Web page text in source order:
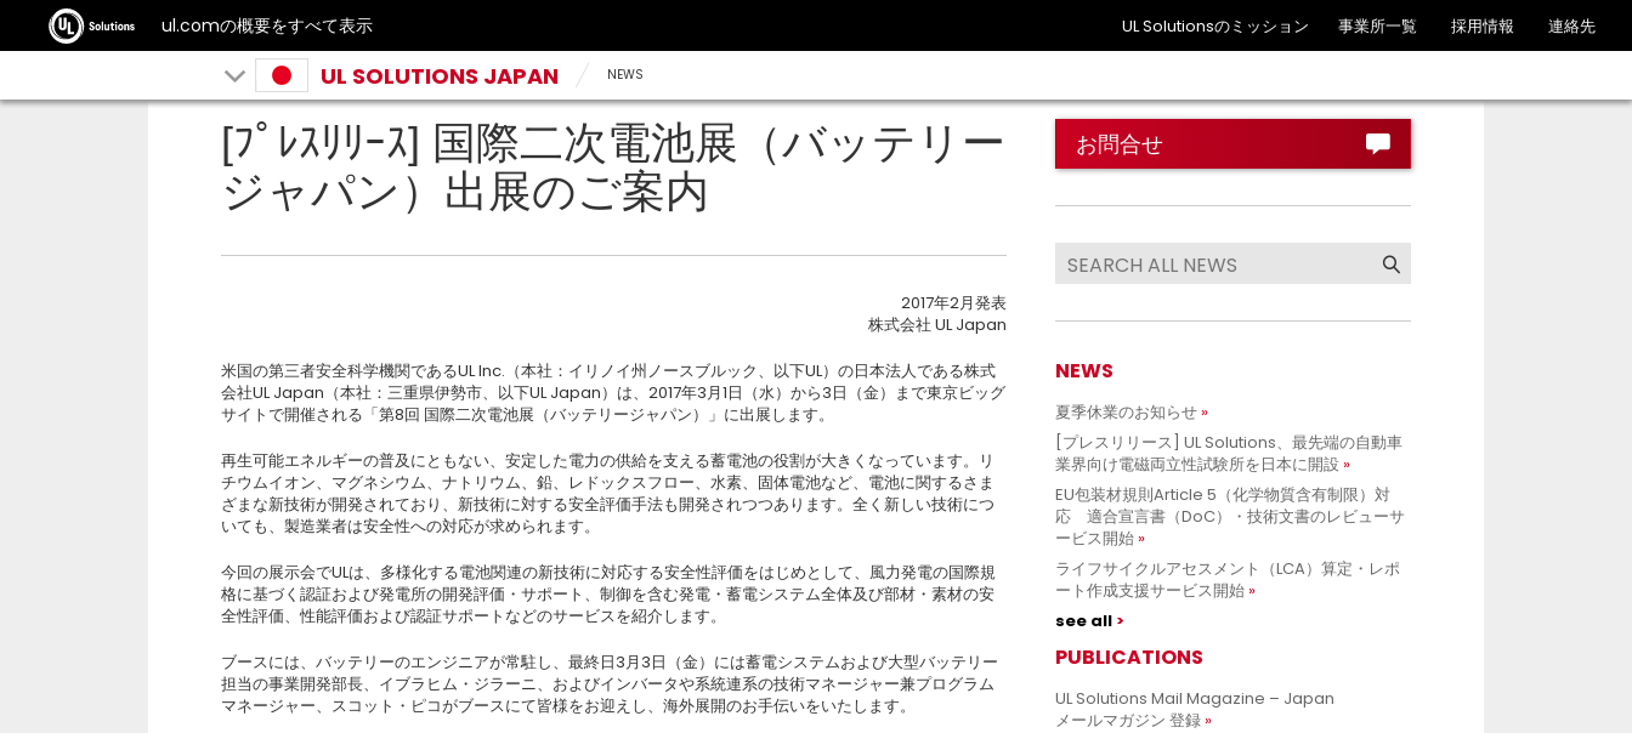
ul.comの概要をすべて表示 UL Solutionsのミッション 事業所一覧 採用情報 連絡先
UL SOLUTIONS JAPAN NEWS
[ﾌﾟﾚｽﾘﾘｰｽ] 国際二次電池展（バッテリー
ジャパン）出展のご案内
2017年2月発表
株式会社 UL Japan
米国の第三者安全科学機関であるUL Inc.（本社：イリノイ州ノースブルック、以下UL）の日本法人である株式
会社UL Japan（本社：三重県伊勢市、以下UL Japan）は、2017年3月1日（水）から3日（金）まで東京ビッグ
サイトで開催される「第8回 国際二次電池展（バッテリージャパン）」に出展します。
再生可能エネルギーの普及にともない、安定した電力の供給を支える蓄電池の役割が大きくなっています。リ
チウムイオン、マグネシウム、ナトリウム、鉛、レドックスフロー、水素、固体電池など、電池に関するさま
ざまな新技術が開発されており、新技術に対する安全評価手法も開発されつつあります。全く新しい技術につ
いても、製造業者は安全性への対応が求められます。
今回の展示会でULは、多様化する電池関連の新技術に対応する安全性評価をはじめとして、風力発電の国際規
格に基づく認証および発電所の開発評価・サポート、制御を含む発電・蓄電システム全体及び部材・素材の安
全性評価、性能評価および認証サポートなどのサービスを紹介します。
ブースには、バッテリーのエンジニアが常駐し、最終日3月3日（金）には蓄電システムおよび大型バッテリー
担当の事業開発部長、イブラヒム・ジラーニ、およびインバータや系統連系の技術マネージャー兼プログラム
マネージャー、スコット・ピコがブースにて皆様をお迎えし、海外展開のお手伝いをいたします。
お問合せ
NEWS
夏季休業のお知らせ
[プレスリリース] UL Solutions、最先端の自動車
業界向け電磁両立性試験所を日本に開設
EU包装材規則Article 5（化学物質含有制限）対
応 適合宣言書（DoC）・技術文書のレビューサ
ービス開始
ライフサイクルアセスメント（LCA）算定・レポ
ート作成支援サービス開始
see all
PUBLICATIONS
UL Solutions Mail Magazine – Japan
メールマガジン 登録